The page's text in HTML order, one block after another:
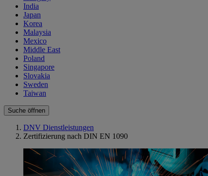
India
Japan
Korea
Malaysia
Mexico
Middle East
Poland
Singapore
Slovakia
Sweden
Taiwan
Suche öffnen
DNV Dienstleistungen
Zertifizierung nach DIN EN 1090